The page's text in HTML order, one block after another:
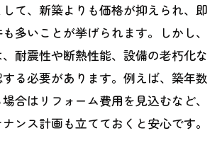
て、新築よりも価格が抑えられ、即
多いことが挙げられます。しかし、
耐震性や断熱性能、設備の老朽化な
る必要があります。例えば、築年数
合はリフォーム費用を見込むなど、
ンス計画も立てておくと安心です。